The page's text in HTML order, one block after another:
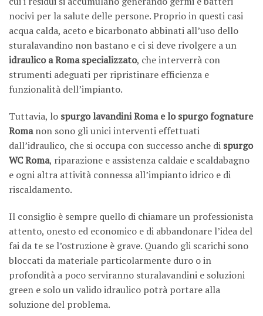
nocivi per la salute delle persone. Proprio in questi casi
acqua calda, aceto e bicarbonato abbinati all’uso dello
sturalavandino non bastano e ci si deve rivolgere a un
idraulico a Roma specializzato, che interverrà con
strumenti adeguati per ripristinare efficienza e
funzionalità dell’impianto.
Tuttavia, lo spurgo lavandini Roma e lo spurgo fognature
Romanon sono gli unici interventi effettuati
dall’idraulico, che si occupa con successo anche di spurgo
WC Roma, riparazione e assistenza caldaie e scaldabagno
e ogni altra attività connessa all’impianto idrico e di
riscaldamento.
Il consiglio è sempre quello di chiamare un professionista
attento, onesto ed economico e di abbandonare l’idea del
fai da te se l’ostruzione è grave. Quando gli scarichi sono
bloccati da materiale particolarmente duro o in
profondità a poco serviranno sturalavandini e soluzioni
green e solo un valido idraulico potrà portare alla
soluzione del problema.